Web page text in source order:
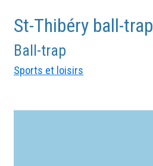
St-Thibéry ball-trap
Ball-trap
Sports et loisirs